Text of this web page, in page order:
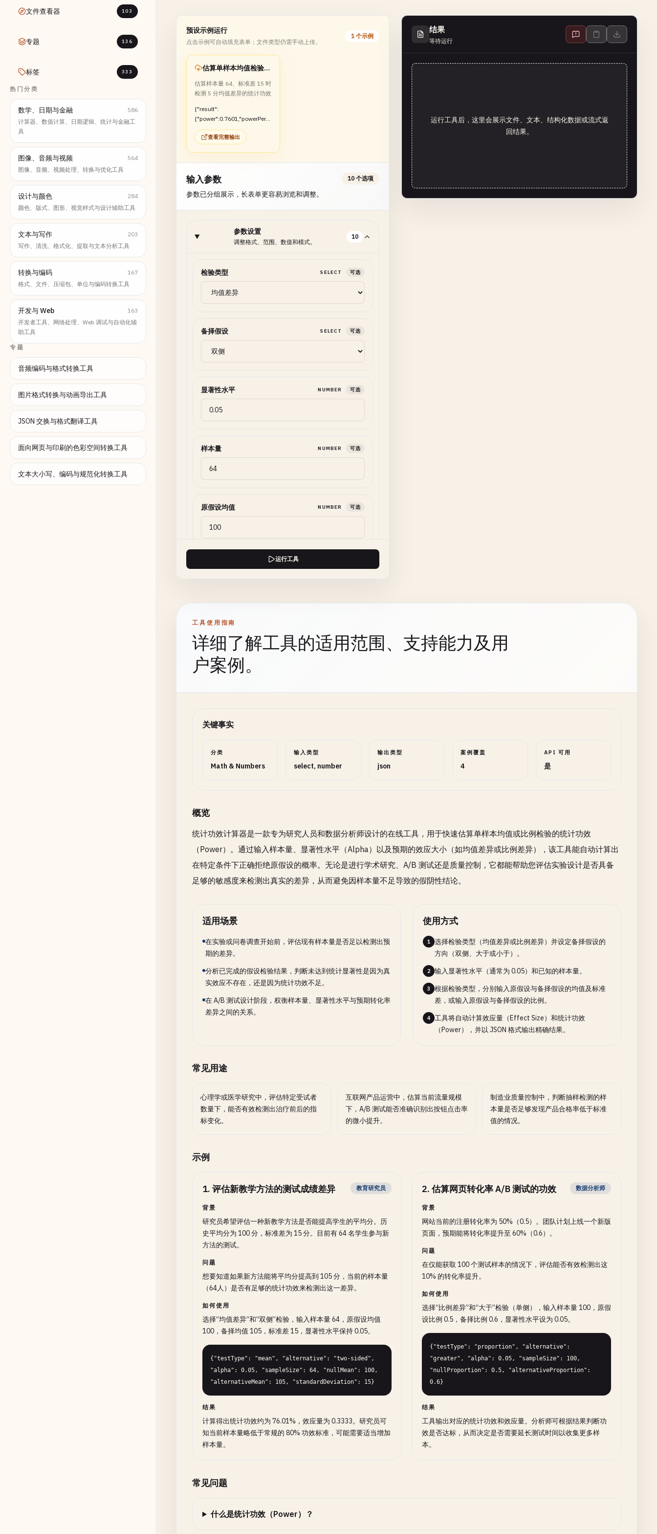
文件查看器 103
专题 136
标签 333
热门分类
数学、日期与金融
586
计算器、数值计算、日期逻辑、统计与金融工
具
图像、音频与视频
564
图像、音频、视频处理、转换与优化工具
设计与颜色
284
颜色、版式、图形、视觉样式与设计辅助工具
文本与写作
203
写作、清洗、格式化、提取与文本分析工具
转换与编码
167
格式、文件、压缩包、单位与编码转换工具
开发与 Web
163
开发者工具、网络处理、Web 调试与自动化辅
助工具
专题
音频编码与格式转换工具
图片格式转换与动画导出工具
JSON 交换与格式翻译工具
面向网页与印刷的色彩空间转换工具
文本大小写、编码与规范化转换工具
预设示例运行
点击示例可自动填充表单；文件类型仍需手动上传。
1 个示例
估算单样本均值检验功效
估算样本量 64、标准差 15 时
检测 5 分均值差异的统计功效
{"result":
{"power":0.7601,"powerPerc
ent":76.0126,"effectSize":0.3
333}}查看完整输出
输入参数
参数已分组展示，长表单更容易浏览和调整。
10 个选项
参数设置
调整格式、范围、数值和模式。
10
检验类型 SELECT 可选
备择假设 SELECT 可选
显著性水平 NUMBER 可选
样本量 NUMBER 可选
原假设均值 NUMBER 可选
标准差
运行工具
结果
等待运行
运行工具后，这里会展示文件、文本、结构化数据或流式返
回结果。
工具使用指南
详细了解工具的适用范围、支持能力及用
户案例。
关键事实
分类
Math & Numbers
输入类型
select, number
输出类型
json
案例覆盖
4
API 可用
是
概览
统计功效计算器是一款专为研究人员和数据分析师设计的在线工具，用于快速估算单样本均值或比例检验的统计功效
（Power）。通过输入样本量、显著性水平（Alpha）以及预期的效应大小（如均值差异或比例差异），该工具能自动计算出
在特定条件下正确拒绝原假设的概率。无论是进行学术研究、A/B 测试还是质量控制，它都能帮助您评估实验设计是否具备
足够的敏感度来检测出真实的差异，从而避免因样本量不足导致的假阴性结论。
适用场景
在实验或问卷调查开始前，评估现有样本量是否足以检测出预
期的差异。
分析已完成的假设检验结果，判断未达到统计显著性是因为真
实效应不存在，还是因为统计功效不足。
在 A/B 测试设计阶段，权衡样本量、显著性水平与预期转化率
差异之间的关系。
使用方式
1
选择检验类型（均值差异或比例差异）并设定备择假设的
方向（双侧、大于或小于）。
2 输入显著性水平（通常为 0.05）和已知的样本量。
3
根据检验类型，分别输入原假设与备择假设的均值及标准
差，或输入原假设与备择假设的比例。
4
工具将自动计算效应量（Effect Size）和统计功效
（Power），并以 JSON 格式输出精确结果。
常见用途
心理学或医学研究中，评估特定受试者
数量下，能否有效检测出治疗前后的指
标变化。
互联网产品运营中，估算当前流量规模
下，A/B 测试能否准确识别出按钮点击率
的微小提升。
制造业质量控制中，判断抽样检测的样
本量是否足够发现产品合格率低于标准
值的情况。
示例
1. 评估新教学方法的测试成绩差异 教育研究员
背景
研究员希望评估一种新教学方法是否能提高学生的平均分。历
史平均分为 100 分，标准差为 15 分。目前有 64 名学生参与新
方法的测试。
问题
想要知道如果新方法能将平均分提高到 105 分，当前的样本量
（64人）是否有足够的统计功效来检测出这一差异。
如何使用
选择“均值差异”和“双侧”检验，输入样本量 64，原假设均值
100，备择均值 105，标准差 15，显著性水平保持 0.05。
{"testType": "mean", "alternative": "two-sided",
"alpha": 0.05, "sampleSize": 64, "nullMean": 100,
"alternativeMean": 105, "standardDeviation": 15}
结果
计算得出统计功效约为 76.01%，效应量为 0.3333。研究员可
知当前样本量略低于常规的 80% 功效标准，可能需要适当增加
样本量。
2.估算网页转化率 A/B 测试的功效 数据分析师
背景
网站当前的注册转化率为 50%（0.5）。团队计划上线一个新版
页面，预期能将转化率提升至 60%（0.6）。
问题
在仅能获取 100 个测试样本的情况下，评估能否有效检测出这
10% 的转化率提升。
如何使用
选择“比例差异”和“大于”检验（单侧），输入样本量 100，原假
设比例 0.5，备择比例 0.6，显著性水平设为 0.05。
{"testType": "proportion", "alternative":
"greater", "alpha": 0.05, "sampleSize": 100,
"nullProportion": 0.5, "alternativeProportion":
0.6}
结果
工具输出对应的统计功效和效应量。分析师可根据结果判断功
效是否达标，从而决定是否需要延长测试时间以收集更多样
本。
常见问题
什么是统计功效（Power）？